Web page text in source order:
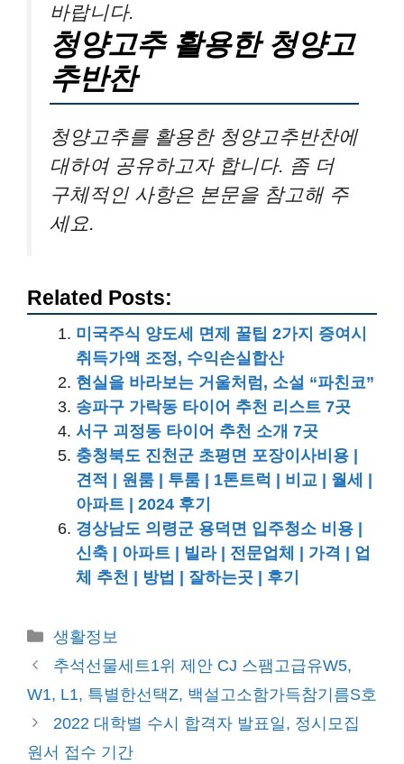
바랍니다.
청양고추 활용한 청양고
추반찬
청양고추를 활용한 청양고추반찬에
대하여 공유하고자 합니다. 좀 더
구체적인 사항은 본문을 참고해 주
세요.
Related Posts:
미국주식 양도세 면제 꿀팁 2가지 증여시
취득가액 조정, 수익손실합산
현실을 바라보는 거울처럼, 소설 “파친코”
송파구 가락동 타이어 추천 리스트 7곳
서구 괴정동 타이어 추천 소개 7곳
충청북도 진천군 초평면 포장이사비용 |
견적 | 원룸 | 투룸 | 1톤트럭 | 비교 | 월세 |
아파트 | 2024 후기
경상남도 의령군 용덕면 입주청소 비용 |
신축 | 아파트 | 빌라 | 전문업체 | 가격 | 업
체 추천 | 방법 | 잘하는곳 | 후기
카
테
리
생활정보
추석선물세트1위 제안 CJ 스팸고급유W5,
W1, L1, 특별한선택Z, 백설고소함가득참기름S호
2022 대학별 수시 합격자 발표일, 정시모집
원서 접수 기간